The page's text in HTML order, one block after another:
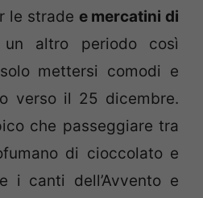
le strade e mercatini di
altro periodo così
mettersi comodi e
verso il 25 dicembre.
che passeggiare tra
di cioccolato e
i canti dell’Avvento e